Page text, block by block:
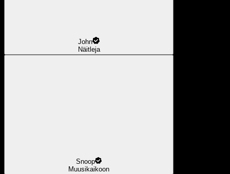
John
Näitleja
Snoop
Muusikaikoon